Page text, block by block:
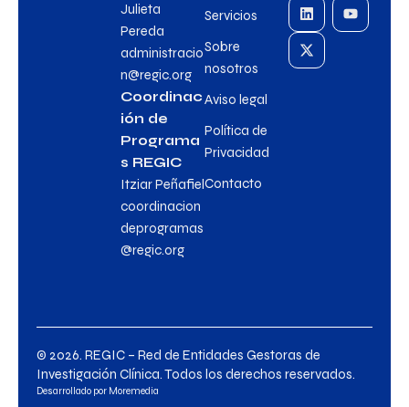
Julieta
Pereda
administracio
n@regic.org
Coordinac
ión de
Programa
s REGIC
Itziar Peñafiel
coordinacion
deprogramas
@regic.org
Servicios
Sobre
nosotros
Aviso legal
Política de
Privacidad
Contacto
© 2026. REGIC – Red de Entidades Gestoras de
Investigación Clínica. Todos los derechos reservados.
Desarrollado por Moremedia